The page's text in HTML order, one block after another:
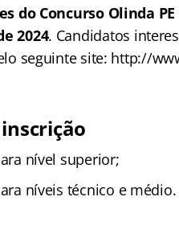
do Concurso Olinda
2024. Candidatos
seguinte site: http://
nível superior;
níveis técnico e médio.